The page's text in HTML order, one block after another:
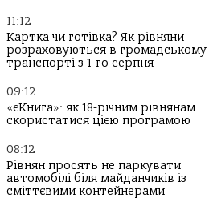
11:12
Картка чи готівка? Як рівняни
розраховуються в громадському
транспорті з 1-го серпня
09:12
«єКнига»: як 18-річним рівнянам
скористатися цією програмою
08:12
Рівнян просять не паркувати
автомобілі біля майданчиків із
сміттєвими контейнерами